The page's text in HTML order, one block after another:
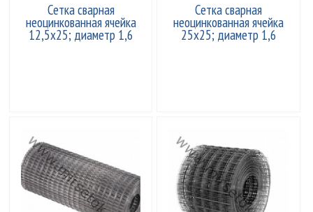
Сетка сварная
неоцинкованная ячейка
12,5x25; диаметр 1,6
Сетка сварная
неоцинкованная ячейка
25x25; диаметр 1,6